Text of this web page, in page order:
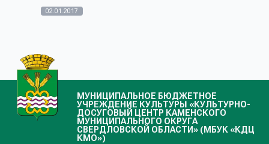
Реализация проекта «Я волонтер» 2017 год У...
02.01.2017
МУНИЦИПАЛЬНОЕ БЮДЖЕТНОЕ
УЧРЕЖДЕНИЕ КУЛЬТУРЫ «КУЛЬТУРНО-
ДОСУГОВЫЙ ЦЕНТР КАМЕНСКОГО
МУНИЦИПАЛЬНОГО ОКРУГА
СВЕРДЛОВСКОЙ ОБЛАСТИ» (МБУК «КДЦ
КМО»)